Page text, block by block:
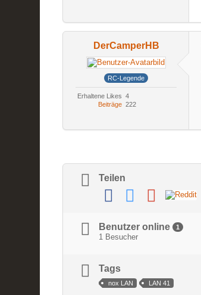
DerCamperHB
RC-Legende
Erhaltene Likes 4
Beiträge 222
Teilen
Benutzer online 1
1 Besucher
Tags
nox LAN LAN 41